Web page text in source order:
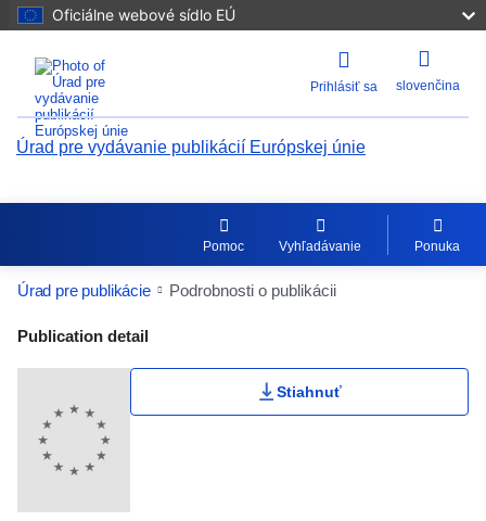
Oficiálne webové sídlo EÚ
Prihlásiť sa slovenčina
Úrad pre vydávanie publikácií Európskej únie
Pomoc Vyhľadávanie Ponuka
Úrad pre publikácie Podrobnosti o publikácii
Publication Detail Actions Portlet
Publication detail
Stiahnuť